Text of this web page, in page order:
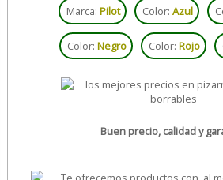
Marca:Pilot Color:Azul
Color: Negro Color: Rojo
Buen precio, calidad y